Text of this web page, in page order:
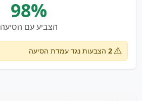
98%
הצביע עם הסיעה
2 הצבעות נגד עמדת הסיעה